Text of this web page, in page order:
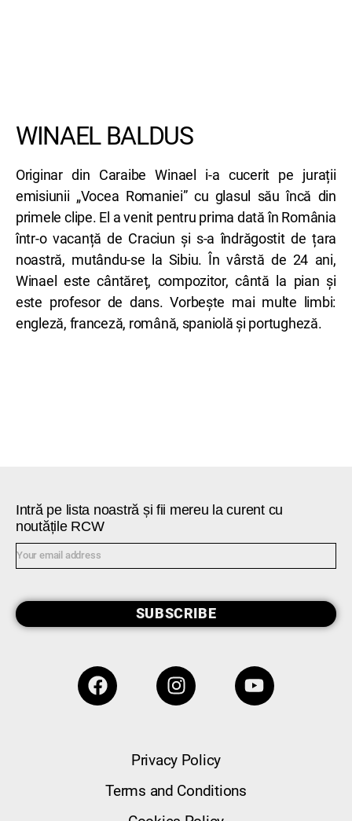
WINAEL BALDUS
Originar din Caraibe Winael i-a cucerit pe jurații
emisiunii „Vocea Romaniei” cu glasul său încă din
primele clipe. El a venit pentru prima dată în România
într-o vacanță de Craciun și s-a îndrăgostit de țara
noastră, mutându-se la Sibiu. În vârstă de 24 ani,
Winael este cântăreț, compozitor, cântă la pian și
este profesor de dans. Vorbește mai multe limbi:
engleză, franceză, română, spaniolă și portugheză.
Intră pe lista noastră și fii mereu la curent cu
noutățile RCW
SUBSCRIBE
Privacy Policy
Terms and Conditions